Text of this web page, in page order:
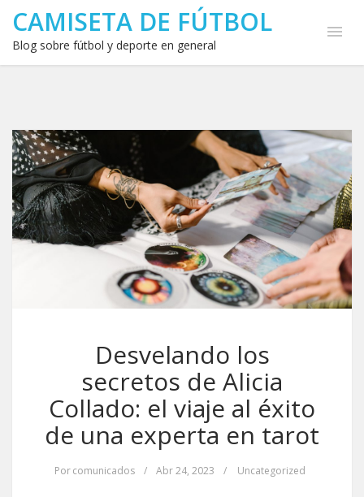
CAMISETA DE FÚTBOL
Blog sobre fútbol y deporte en general
Desvelando los
secretos de Alicia
Collado: el viaje al éxito
de una experta en tarot
Porcomunicados / Abr 24, 2023 / Uncategorized